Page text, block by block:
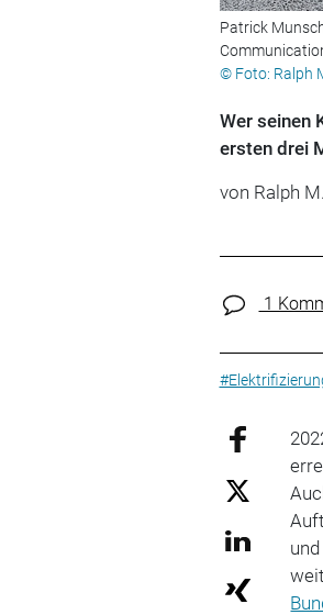
Patrick
© Foto: Ralph
Wer seinen
ersten drei
von Ralph
1